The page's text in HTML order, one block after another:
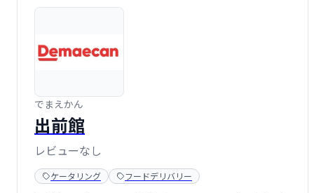
でまえかん
出前館
レビューなし
ケータリング フードデリバリー